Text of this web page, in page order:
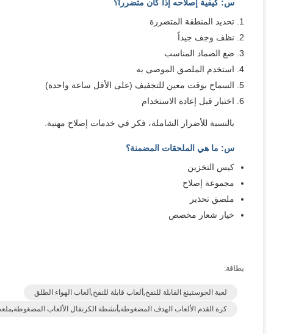
س: كيفية إصلاحه إذا كان متضرراً؟
تحديد المنطقة المتضررة
نظف وجف جيداً
ضع الضماد المناسب
استخدم الملصق الموصى به
السماح بوقت معين للتجفيف (على الأقل ساعة واحدة)
اختبار قبل إعادة الاستخدام
بالنسبة للأضرار الشاملة، فكر في خدمات إصلاح مهنية.
س: ما هي الملحقات المضمنة؟
كيس التخزين
مجموعة إصلاح
ملصق تحذير
خيار شعار مخصص
بطاقة:
لعبة الجوستينغ القابلة للنفخ,ألعاب قابلة للنفخ,ألعاب الهواء الطلق
كرة القدم الألعاب الهدف المضغوطة,أنشطة الكرنفال الألعاب